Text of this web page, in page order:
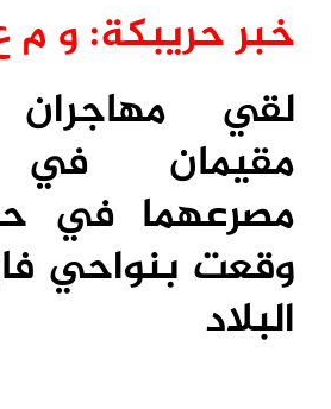
خبر حريبكة: و م
لقي مهاجران
مقيمان في
مصرعهما في
وقعت بنواحي
البلاد